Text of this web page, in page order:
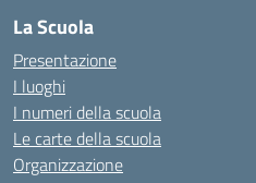
La Scuola
Presentazione
I luoghi
I numeri della scuola
Le carte della scuola
Organizzazione